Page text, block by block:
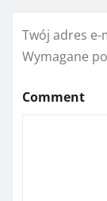
Twój adres
Wymagane
Comment